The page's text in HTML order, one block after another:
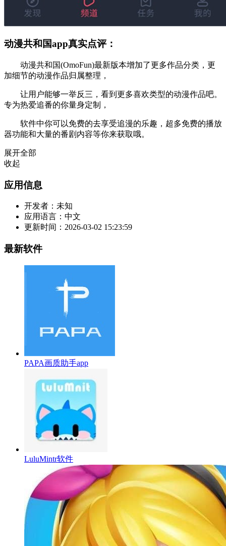
动漫共和国app真实点评：
动漫共和国(OmoFun)最新版本增加了更多作品分类，更
加细节的动漫作品归属整理，
让用户能够一举反三，看到更多喜欢类型的动漫作品吧。
专为热爱追番的你量身定制，
软件中你可以免费的去享受追漫的乐趣，超多免费的播放
器功能和大量的番剧内容等你来获取哦。
展开全部
收起
应用信息
开发者： 未知
应用语言： 中文
更新时间： 2026-03-02 15:23:59
最新软件
PAPA画质助手app
LuluMintr软件